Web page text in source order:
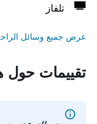
تلفاز
عرض جميع وسائل الراحة
تقييمات حول